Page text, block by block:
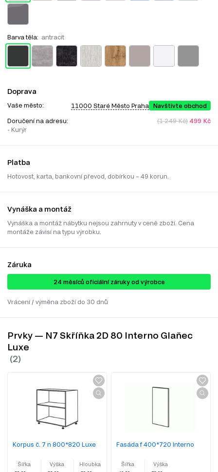
Barva těla: antracit
Doprava
Vaše město: 11000 Staré Město Praha Navštivte obchod
Doručení na adresu:
- Kurýr
(1 249 Kč) 499 Kč
Platba
Hotovost, karta, bankovní převod, dobírkou – 49 korun.
Vynáška a montáž
Vynáška a montáž nábytku nejsou zahrnuty v ceně zboží. Cena
montáže závisí na typu výrobku.
Záruka
24 ​​​​měsíců oficiální záruky od výrobce
Vrácení / výměna zboží do 30 dnů
Prvky — N7 Skříňka 2D 80 Interno Glaňec
Luxe
Korpus č. 7 n 800*820 Luxe
Šířka Výška Hloubka
Fasáda f 400*720 Interno
Šířka Výška